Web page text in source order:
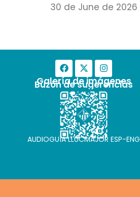
30 de June de 2026
Galería de imágenes
Buzón de sugerencias
AUDIOGUÍA LLUCMAJOR ESP-ENG